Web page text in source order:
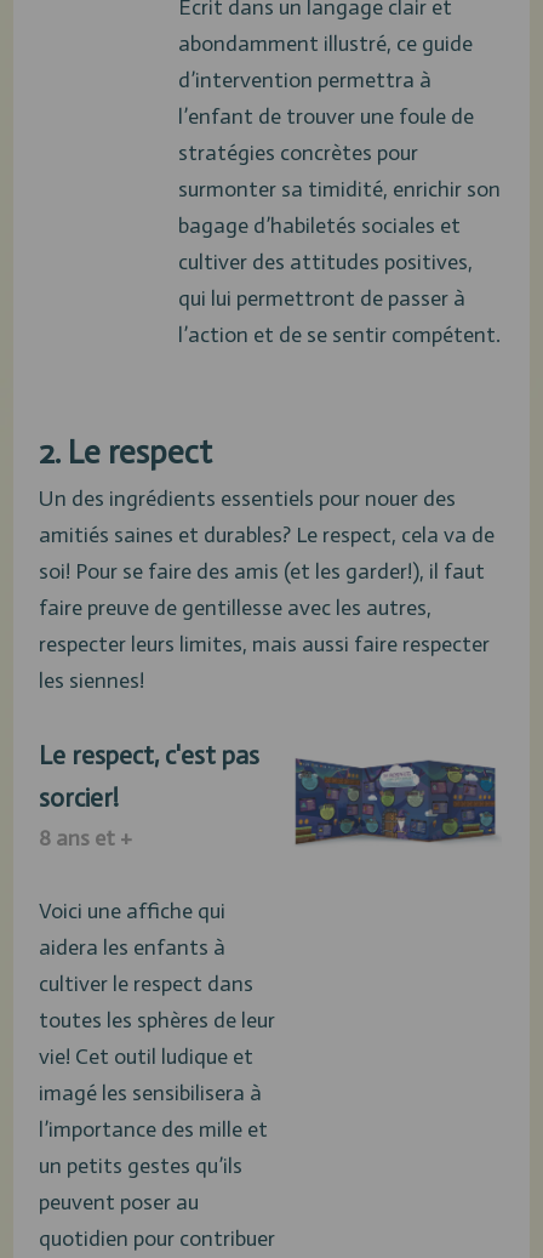
Écrit dans un langage clair et
abondamment illustré, ce guide
d’intervention permettra à
l’enfant de trouver une foule de
stratégies concrètes pour
surmonter sa timidité, enrichir son
bagage d’habiletés sociales et
cultiver des attitudes positives,
qui lui permettront de passer à
l’action et de se sentir compétent.
2. Le respect
Un des ingrédients essentiels pour nouer des
amitiés saines et durables? Le respect, cela va de
soi! Pour se faire des amis (et les garder!), il faut
faire preuve de gentillesse avec les autres,
respecter leurs limites, mais aussi faire respecter
les siennes!
Le respect, c'est pas
sorcier!
8 ans et +
Voici une affiche qui
aidera les enfants à
cultiver le respect dans
toutes les sphères de leur
vie! Cet outil ludique et
imagé les sensibilisera à
l’importance des mille et
un petits gestes qu’ils
peuvent poser au
quotidien pour contribuer